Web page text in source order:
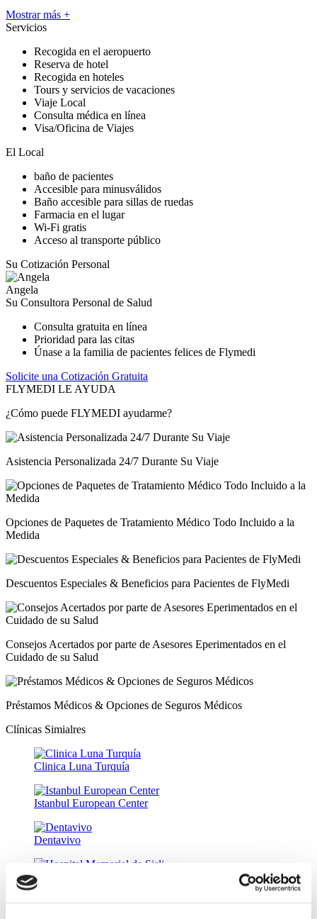
Mostrar más +
Servicios
Recogida en el aeropuerto
Reserva de hotel
Recogida en hoteles
Tours y servicios de vacaciones
Viaje Local
Consulta médica en línea
Visa/Oficina de Viajes
El Local
baño de pacientes
Accesible para minusválidos
Baño accesible para sillas de ruedas
Farmacia en el lugar
Wi-Fi gratis
Acceso al transporte público
Su Cotización Personal
Angela
Su Consultora Personal de Salud
Consulta gratuita en línea
Prioridad para las citas
Únase a la familia de pacientes felices de Flymedi
Solicite una Cotización Gratuita
FLYMEDI LE AYUDA
¿Cómo puede FLYMEDI ayudarme?
Asistencia Personalizada 24/7 Durante Su Viaje
Opciones de Paquetes de Tratamiento Médico Todo Incluido a la
Medida
Descuentos Especiales & Beneficios para Pacientes de FlyMedi
Consejos Acertados por parte de Asesores Eperimentados en el
Cuidado de su Salud
Préstamos Médicos & Opciones de Seguros Médicos
Clínicas Simialres
Clinica Luna Turquía
Istanbul European Center
Dentavivo
Hospital Memorial de Sisli